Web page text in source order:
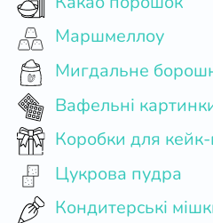
Маршмеллоу
Мигдальне
Вафельні
Коробки для кейк-
Цукрова пудра
Кондитерські